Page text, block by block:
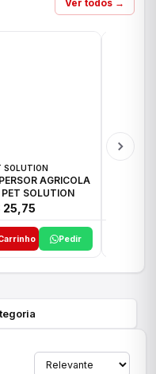
Ver todos →
SOLUTION
AGRICOLA
PET SOLUTION
25,75
Pedir